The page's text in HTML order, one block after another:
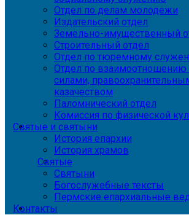
Отдел по делам молодежи
Издательский отдел
Земельно-имущественный
Строительный отдел
Отдел по тюремному
Отдел по
силами,
казачеством
Паломнический отдел
Комиссия по физической
Святые и святыни
История епархии
История храмов
Святые
Святыни
Богослужебные тексты
Пермские епархиальные
Контакты